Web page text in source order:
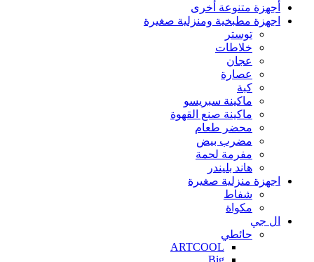
أجهزة متنوعة أخرى
اجهزة مطبخية ومنزلية صغيرة
توستر
خلاطات
عجان
عصارة
كبة
ماكينة سبريسو
ماكينة صنع القهوة
محضر طعام
مضرب بيض
مفرمة لحمة
هاند بليندر
اجهزة منزلية صغيرة
شفاط
مكواة
ال جي
حائطي
ARTCOOL
Big